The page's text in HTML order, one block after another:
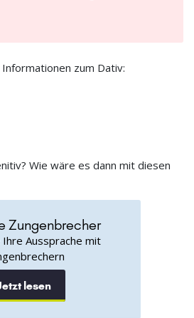
zum Dativ:
Wie wäre es dann mit diesen
Zungenbrecher
Ihre Aussprache mit
lesen